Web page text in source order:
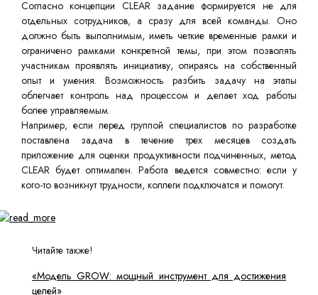
Согласно концепции CLEAR задание формируется не для
отдельных сотрудников, а сразу для всей команды. Оно
должно быть выполнимым, иметь четкие временные рамки и
ограничено рамками конкретной темы, при этом позволять
участникам проявлять инициативу, опираясь на собственный
опыт и умения. Возможность разбить задачу на этапы
облегчает контроль над процессом и делает ход работы
более управляемым.
Например, если перед группой специалистов по разработке
поставлена задача в течение трех месяцев создать
приложение для оценки продуктивности подчиненных, метод
CLEAR будет оптимален. Работа ведется совместно: если у
кого-то возникнут трудности, коллеги подключатся и помогут.
Читайте также!
«Модель GROW: мощный инструмент для достижения
целей»